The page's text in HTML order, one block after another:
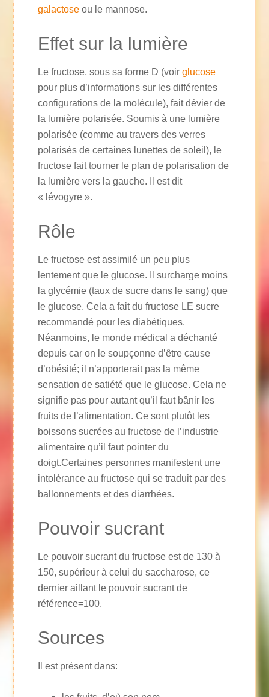
galactose ou le mannose.
Effet sur la lumière
Le fructose, sous sa forme D (voirglucose
pour plus d’informations sur les différentes
configurations de la molécule), fait dévier de
la lumière polarisée. Soumis à une lumière
polarisée (comme au travers des verres
polarisés de certaines lunettes de soleil), le
fructose fait tourner le plan de polarisation de
la lumière vers la gauche. Il est dit
« lévogyre ».
Rôle
Le fructose est assimilé un peu plus
lentement que le glucose. Il surcharge moins
la glycémie (taux de sucre dans le sang) que
le glucose. Cela a fait du fructose LE sucre
recommandé pour les diabétiques.
Néanmoins, le monde médical a déchanté
depuis car on le soupçonne d’être cause
d’obésité; il n’apporterait pas la même
sensation de satiété que le glucose. Cela ne
signifie pas pour autant qu’il faut bânir les
fruits de l’alimentation. Ce sont plutôt les
boissons sucrées au fructose de l’industrie
alimentaire qu’il faut pointer du
doigt.Certaines personnes manifestent une
intolérance au fructose qui se traduit par des
ballonnements et des diarrhées.
Pouvoir sucrant
Le pouvoir sucrant du fructose est de 130 à
150, supérieur à celui du saccharose, ce
dernier aillant le pouvoir sucrant de
référence=100.
Sources
Il est présent dans: